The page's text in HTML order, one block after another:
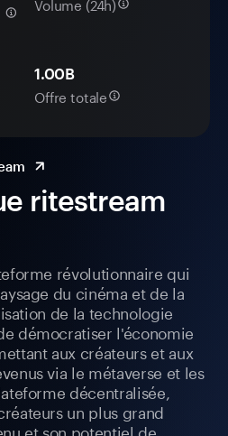
ritestream
révolutionnaire qui
du cinéma et de la
de la technologie
démocratiser l'économie
aux créateurs et aux
via le métaverse et les
décentralisée,
un plus grand
et son potentiel de
1.00B
Offre totale